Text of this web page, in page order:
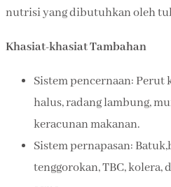
nutrisi yang dibutuhkan oleh
Khasiat-khasiat Tambahan
Sistem pencernaan: Perut
halus, radang lambung,
keracunan makanan.
Sistem pernapasan:
tenggorokan, TBC, kolera,